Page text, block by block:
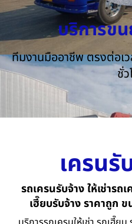
บริการข
ทีมงานมืออาชีพ ตรงต่อเ
ชั่
เครนรั
รถเครนรับจ้าง ให้เช่าร
เฮี๊ยบรับจ้าง ราคาถูก